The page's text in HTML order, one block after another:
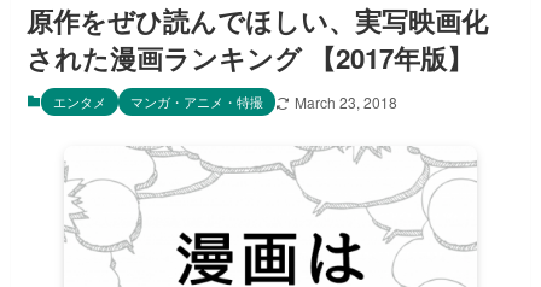
原作をぜひ読んでほしい、実写映画化
された漫画ランキング 【2017年版】
エンタメ マンガ・アニメ・特撮 March 23, 2018